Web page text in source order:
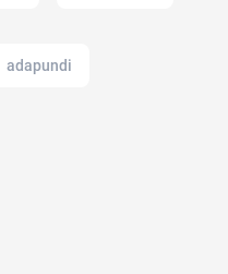
adapundi